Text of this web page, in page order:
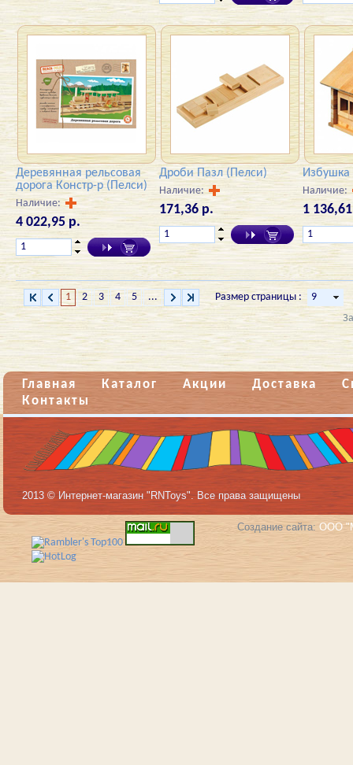
Деревянная рельсовая
дорога Констр-р (Пелси)
Наличие:
4 022,95 р.
Дроби Пазл (Пелси)
Наличие:
171,36 р.
Избушка
Наличие:
1
1 2 3 4 5 ...
Размер страницы :
Главная Каталог Акции Доставка
Контакты
2013 © Интернет-магазин "RNToys". Все права защищены
Создание сайта: ООО